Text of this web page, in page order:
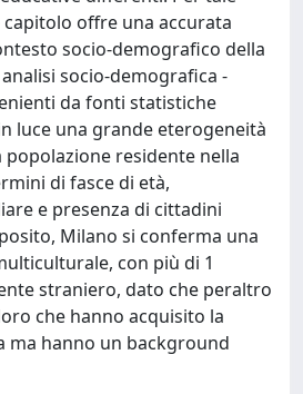
offre una accurata
socio-demografico della
socio-demografica -
da fonti statistiche
luce una grande eterogeneità
residente nella
di fasce di età,
e presenza di cittadini
Milano si conferma una
con più di 1
straniero, dato che peraltro
che hanno acquisito la
ma hanno un background